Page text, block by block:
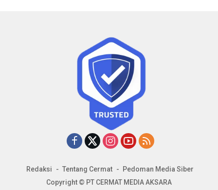
Redaksi Tentang Cermat
Pedoman Media Siber
Copyright © PT CERMAT MEDIA AKSARA